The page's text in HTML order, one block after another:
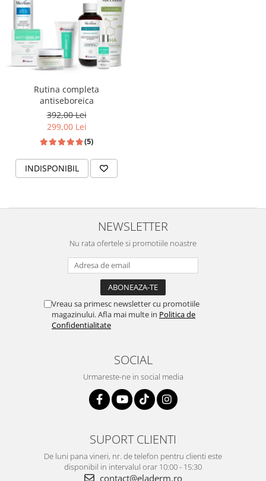
Rutina completa
antiseboreica
392,00 Lei
299,00 Lei
(5)
INDISPONIBIL
NEWSLETTER
Nu rata ofertele si promotiile noastre
Vreau sa primesc newsletter cu promotiile
magazinului. Afla mai multe in Politica de
Confidentialitate
SOCIAL
Urmareste-ne in social media
SUPORT CLIENTI
De luni pana vineri, nr. de telefon pentru clienti este
disponibil in intervalul orar 10:00 - 15:30
contact@eladerm.ro